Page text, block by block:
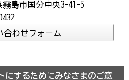
霧島市国分中央3-41-5
にするためにみなさまのご意